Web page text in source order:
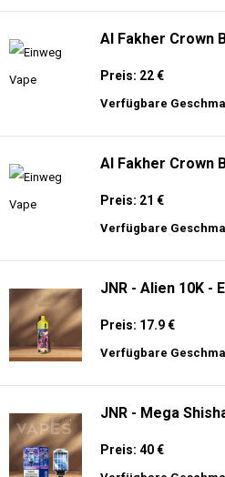
Al Fakher Crown
Preis: 22 €
Verfügbare
Al Fakher Crown
Preis: 21 €
Verfügbare
JNR - Alien 10K -
Preis: 17.9 €
Verfügbare
JNR - Mega
Preis: 40 €